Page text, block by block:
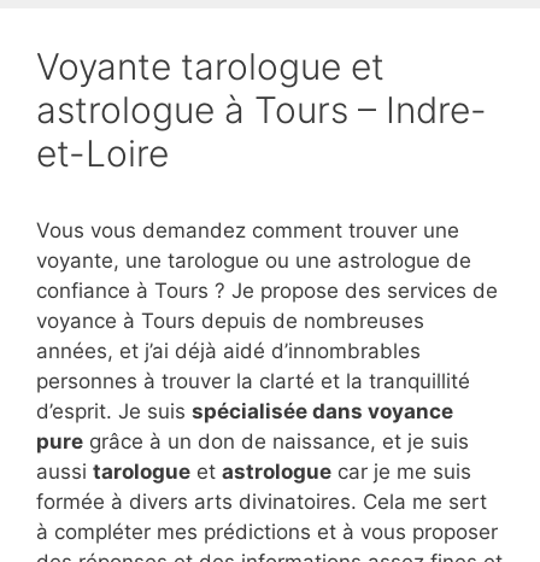
Voyante tarologue et
astrologue à Tours – Indre-
et-Loire
Vous vous demandez comment trouver une
voyante, une tarologue ou une astrologue de
confiance à Tours ? Je propose des services de
voyance à Tours depuis de nombreuses
années, et j’ai déjà aidé d’innombrables
personnes à trouver la clarté et la tranquillité
d’esprit. Je suis spécialisée dans voyance
pure grâce à un don de naissance, et je suis
aussi tarologue et astrologue car je me suis
formée à divers arts divinatoires. Cela me sert
à compléter mes prédictions et à vous proposer